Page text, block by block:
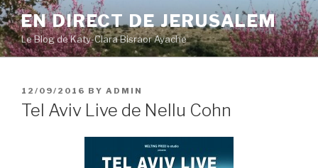
Skip
to
content
EN DIRECT DE JERUSALEM
Le Blog de Katy-Clara Bisraor Ayache
POSTED
ON
12/09/2016 BY ADMIN
Tel Aviv Live de Nellu Cohn